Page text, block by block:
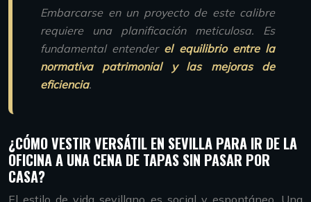
Embarcarse en un proyecto de este calibre
requiere una planificación meticulosa. Es
fundamental entender el equilibrio entre la
normativa patrimonial y las mejoras de
eficiencia.
¿CÓMO VESTIR VERSÁTIL EN SEVILLA PARA IR DE LA
OFICINA A UNA CENA DE TAPAS SIN PASAR POR
CASA?